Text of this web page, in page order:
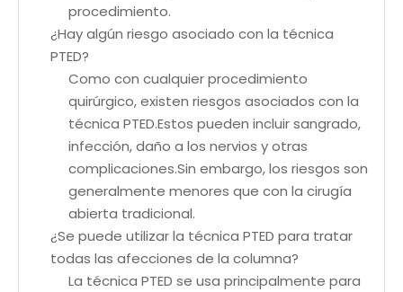
procedimiento.
¿Hay algún riesgo asociado con la técnica
PTED?
Como con cualquier procedimiento
quirúrgico, existen riesgos asociados con la
técnica PTED.Estos pueden incluir sangrado,
infección, daño a los nervios y otras
complicaciones.Sin embargo, los riesgos son
generalmente menores que con la cirugía
abierta tradicional.
¿Se puede utilizar la técnica PTED para tratar
todas las afecciones de la columna?
La técnica PTED se usa principalmente para